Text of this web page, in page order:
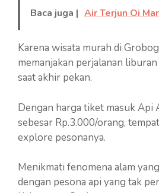
Baca juga | Air Terjun Oi
Karena wisata murah di
memanjakan perjalanan
saat akhir pekan.
Dengan harga tiket masuk Api
sebesar Rp.3.000/orang,
explore pesonanya.
Menikmati fenomena alam
dengan pesona api yang tak